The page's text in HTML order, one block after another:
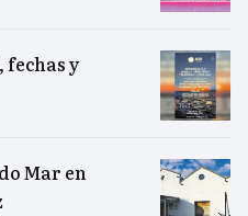
fechas y
Mar en